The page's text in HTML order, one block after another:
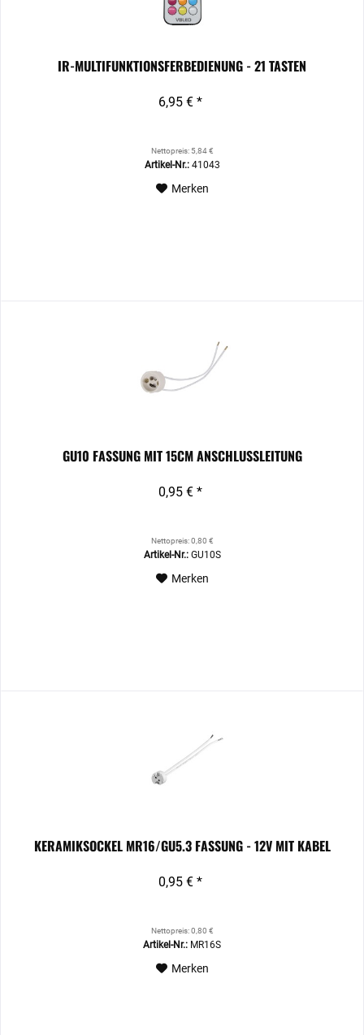
IR-MULTIFUNKTIONSFERBEDIENUNG - 21 TASTEN
6,95 € *
Nettopreis: 5,84 €
Artikel-Nr.:41043
Merken
GU10 FASSUNG MIT 15CM ANSCHLUSSLEITUNG
0,95 € *
Nettopreis: 0,80 €
Artikel-Nr.:GU10S
Merken
KERAMIKSOCKEL MR16/GU5.3 FASSUNG - 12V MIT KABEL
0,95 € *
Nettopreis: 0,80 €
Artikel-Nr.: MR16S
Merken